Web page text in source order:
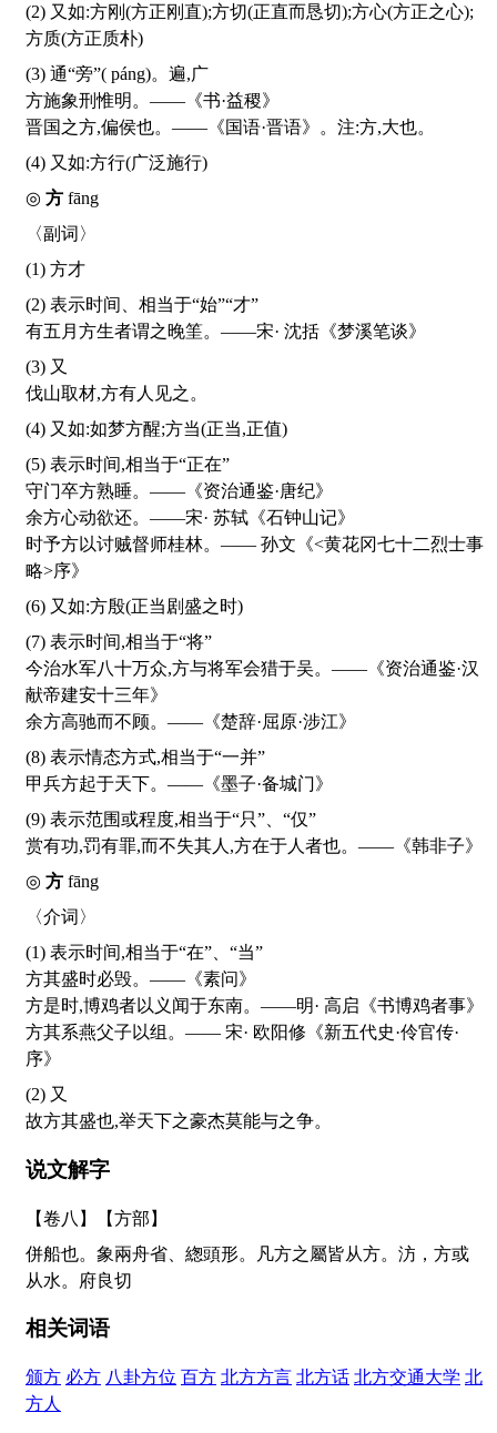
(2) 又如:方刚(方正刚直);方切(正直而恳切);方心(方正之心);
方质(方正质朴)
(3) 通“旁”( páng)。遍,广
方施象刑惟明。——《书·益稷》
晋国之方,偏侯也。——《国语·晋语》。注:方,大也。
(4) 又如:方行(广泛施行)
方 fāng
〈副词〉
(1) 方才
(2) 表示时间、相当于“始”“才”
有五月方生者谓之晚筀。——宋· 沈括《梦溪笔谈》
(3) 又
伐山取材,方有人见之。
(4) 又如:如梦方醒;方当(正当,正值)
(5) 表示时间,相当于“正在”
守门卒方熟睡。——《资治通鉴·唐纪》
余方心动欲还。——宋· 苏轼《石钟山记》
时予方以讨贼督师桂林。—— 孙文《<黄花冈七十二烈士事
略>序》
(6) 又如:方殷(正当剧盛之时)
(7) 表示时间,相当于“将”
今治水军八十万众,方与将军会猎于吴。——《资治通鉴·汉
献帝建安十三年》
余方高驰而不顾。——《楚辞·屈原·涉江》
(8) 表示情态方式,相当于“一并”
甲兵方起于天下。——《墨子·备城门》
(9) 表示范围或程度,相当于“只”、“仅”
赏有功,罚有罪,而不失其人,方在于人者也。——《韩非子》
方 fāng
〈介词〉
(1) 表示时间,相当于“在”、“当”
方其盛时必毁。——《素问》
方是时,博鸡者以义闻于东南。——明· 高启《书博鸡者事》
方其系燕父子以组。—— 宋· 欧阳修《新五代史·伶官传·
序》
(2) 又
故方其盛也,举天下之豪杰莫能与之争。
说文解字
【卷八】【方部】
併船也。象兩舟省、緫頭形。凡方之屬皆从方。汸，方或
从水。府良切
相关词语
颁方 必方 八卦方位 百方 北方方言 北方话 北方交通大学 北
方人